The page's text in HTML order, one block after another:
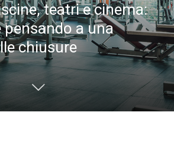
teatri e cinema:
pensando a una
chiusure